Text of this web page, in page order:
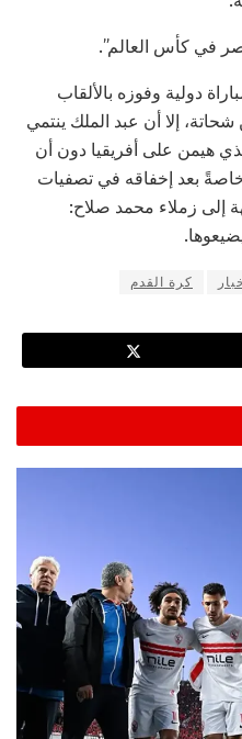
في كأس العالم”.
الرغم من مشاركته في 52 مباراة دولية وفوزه بالألقاب
إلا أن عبد الملك ينتمي
هيمن على أفريقيا دون أن
بعد إخفاقه في تصفيات
إلى زملاء محمد صلاح:
كرة القدم